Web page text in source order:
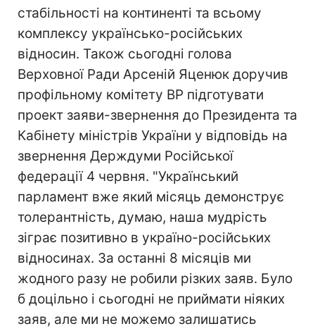
стабільності на континенті та всьому
комплексу українсько-російських
відносин. Також сьогодні голова
Верховної Ради Арсеній Яценюк доручив
профільному комітету ВР підготувати
проект заяви-звернення до Президента та
Кабінету міністрів України у відповідь на
звернення Держдуми Російської
федерації 4 червня. "Український
парламент вже який місяць демонструє
толерантність, думаю, наша мудрість
зіграє позитивно в україно-російських
відносинах. За останні 8 місяців ми
жодного разу не робили різких заяв. Було
б доцільно і сьогодні не приймати ніяких
заяв, але ми не можемо залишатись